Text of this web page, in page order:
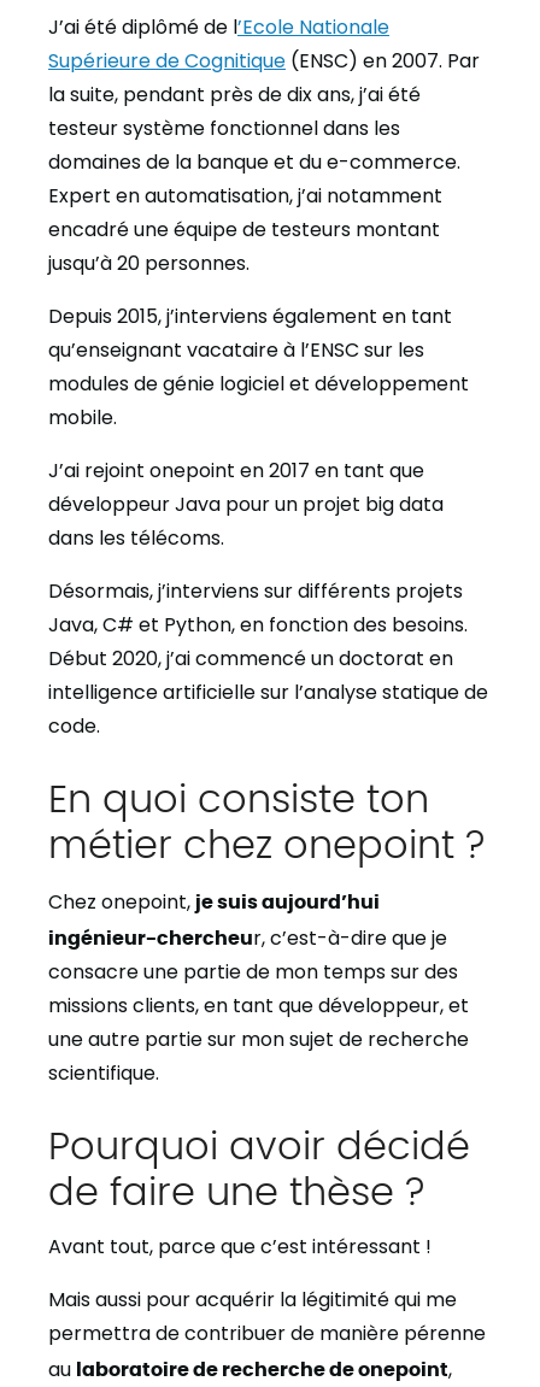
J’ai été diplômé de l’Ecole Nationale
Supérieure de Cognitique (ENSC) en 2007. Par
la suite, pendant près de dix ans, j’ai été
testeur système fonctionnel dans les
domaines de la banque et du e-commerce.
Expert en automatisation, j’ai notamment
encadré une équipe de testeurs montant
jusqu’à 20 personnes.
Depuis 2015, j’interviens également en tant
qu’enseignant vacataire à l’ENSC sur les
modules de génie logiciel et développement
mobile.
J’ai rejoint onepoint en 2017 en tant que
développeur Java pour un projet big data
dans les télécoms.
Désormais, j’interviens sur différents projets
Java, C# et Python, en fonction des besoins.
Début 2020, j’ai commencé un doctorat en
intelligence artificielle sur l’analyse statique de
code.
En quoi consiste ton
métier chez onepoint ?
Chez onepoint, je suis aujourd’hui
ingénieur-chercheur, c’est-à-dire que je
consacre une partie de mon temps sur des
missions clients, en tant que développeur, et
une autre partie sur mon sujet de recherche
scientifique.
Pourquoi avoir décidé
de faire une thèse ?
Avant tout, parce que c’est intéressant !
Mais aussi pour acquérir la légitimité qui me
permettra de contribuer de manière pérenne
au laboratoire de recherche de onepoint,